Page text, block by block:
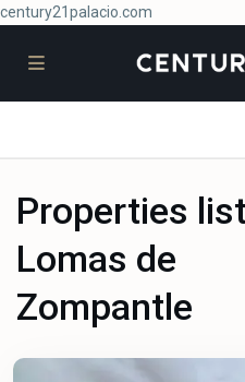
century21palacio.com
Properties
Lomas de
Zompantle
Lomas
Zompantle,